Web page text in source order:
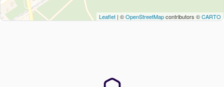
Leaflet | ©OpenStreetMapcontributors ©CARTO